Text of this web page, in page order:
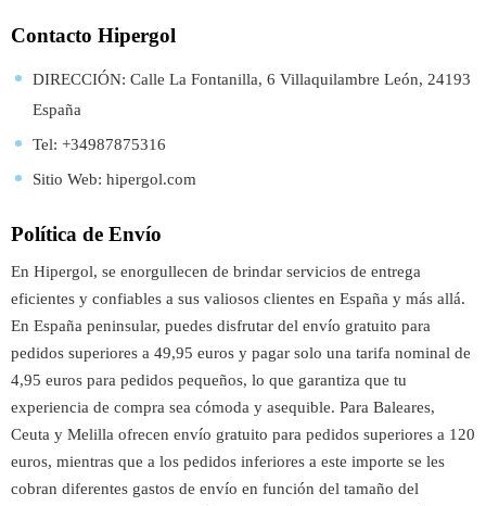
Contacto Hipergol
DIRECCIÓN: Calle La Fontanilla, 6 Villaquilambre León, 24193
España
Tel: +34987875316
Sitio Web: hipergol.com
Política de Envío
En Hipergol, se enorgullecen de brindar servicios de entrega
eficientes y confiables a sus valiosos clientes en España y más allá.
En España peninsular, puedes disfrutar del envío gratuito para
pedidos superiores a 49,95 euros y pagar solo una tarifa nominal de
4,95 euros para pedidos pequeños, lo que garantiza que tu
experiencia de compra sea cómoda y asequible. Para Baleares,
Ceuta y Melilla ofrecen envío gratuito para pedidos superiores a 120
euros, mientras que a los pedidos inferiores a este importe se les
cobran diferentes gastos de envío en función del tamaño del